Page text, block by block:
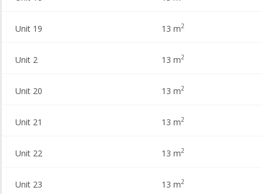
Unit 19 13 m2
Unit 2 13 m2
Unit 20 13 m2
Unit 21 13 m2
Unit 22 13 m2
Unit 23 13 m2